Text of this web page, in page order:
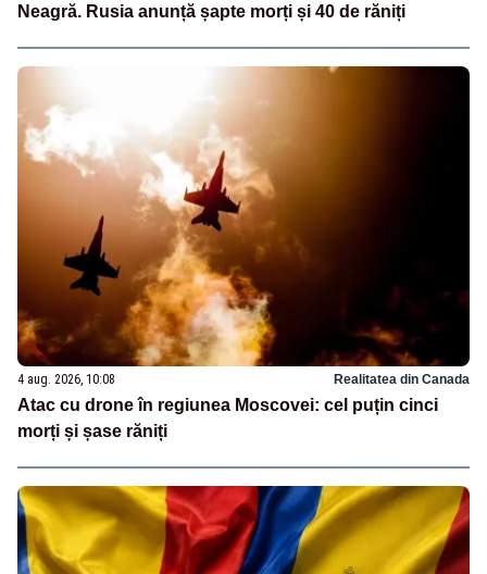
Neagră. Rusia anunță șapte morți și 40 de răniți
4 aug. 2026, 10:08 Realitatea din Canada
Atac cu drone în regiunea Moscovei: cel puțin cinci
morți și șase răniți